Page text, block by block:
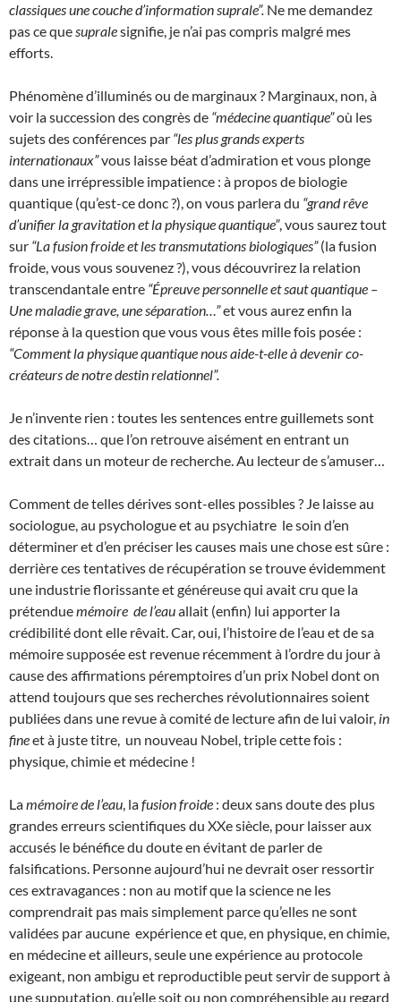
classiques une couche d’information suprale”. Ne me demandez
pas ce quesupralesignifie, je n’ai pas compris malgré mes
efforts.
Phénomène d’illuminés ou de marginaux ? Marginaux, non, à
voir la succession des congrès de “médecine quantique”où les
sujets des conférences par “les plus grands experts
internationaux”vous laisse béat d’admiration et vous plonge
dans une irrépressible impatience : à propos de biologie
quantique (qu’est-ce donc ?), on vous parlera du “grand rêve
d’unifier la gravitation et la physique quantique”, vous saurez tout
sur “La fusion froide et les transmutations biologiques”(la fusion
froide, vous vous souvenez ?), vous découvrirez la relation
transcendantale entre “Épreuve personnelle et saut quantique –
Une maladie grave, une séparation…”et vous aurez enfin la
réponse à la question que vous vous êtes mille fois posée :
“Comment la physique quantique nous aide-t-elle à devenir co-
créateurs de notre destin relationnel”.
Je n’invente rien : toutes les sentences entre guillemets sont
des citations… que l’on retrouve aisément en entrant un
extrait dans un moteur de recherche. Au lecteur de s’amuser…
Comment de telles dérives sont-elles possibles ? Je laisse au
sociologue, au psychologue et au psychiatre le soin d’en
déterminer et d’en préciser les causes mais une chose est sûre :
derrière ces tentatives de récupération se trouve évidemment
une industrie florissante et généreuse qui avait cru que la
prétenduemémoire de l’eauallait (enfin) lui apporter la
crédibilité dont elle rêvait. Car, oui, l’histoire de l’eau et de sa
mémoire supposée est revenue récemment à l’ordre du jour à
cause des affirmations péremptoires d’un prix Nobel dont on
attend toujours que ses recherches révolutionnaires soient
publiées dans une revue à comité de lecture afin de lui valoir, in
fineet à juste titre, un nouveau Nobel, triple cette fois :
physique, chimie et médecine !
Lamémoire de l’eau, lafusion froide : deux sans doute des plus
grandes erreurs scientifiques du XXe siècle, pour laisser aux
accusés le bénéfice du doute en évitant de parler de
falsifications. Personne aujourd’hui ne devrait oser ressortir
ces extravagances : non au motif que la science ne les
comprendrait pas mais simplement parce qu’elles ne sont
validées par aucune expérience et que, en physique, en chimie,
en médecine et ailleurs, seule une expérience au protocole
exigeant, non ambigu et reproductible peut servir de support à
une supputation, qu’elle soit ou non compréhensible au regard